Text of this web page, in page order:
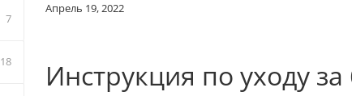
Апрель 19, 2022
Инструкция по уходу
7
18